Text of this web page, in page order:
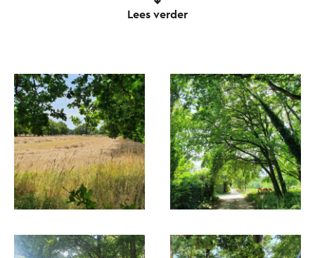
afstand, vooral wanneer er kalveren zijn, omdat
Lees verder